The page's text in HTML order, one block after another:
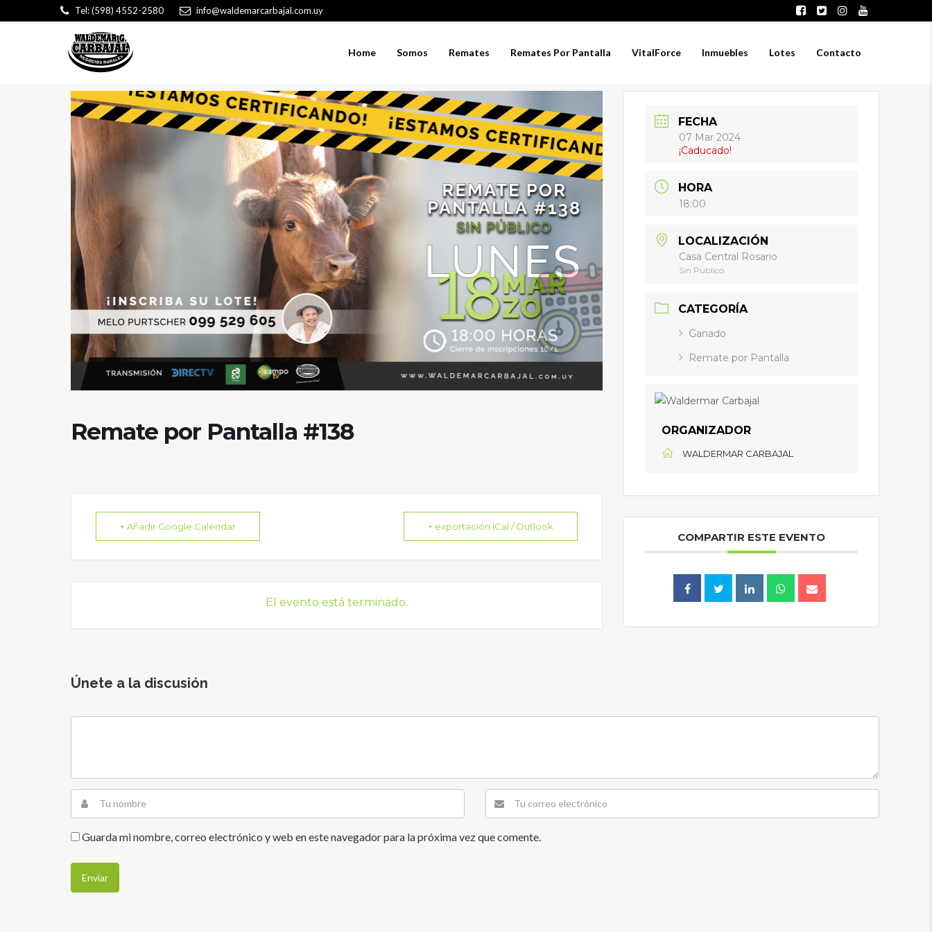
Tel: (598) 4552-2580 info@waldemarcarbajal.com.uy
Home Somos Remates Remates Por Pantalla VitalForce Inmuebles Lotes Contacto
Remate por Pantalla #138
+ Añadir Google Calendar + exportación iCal / Outlook
El evento está terminado.
FECHA
07 Mar 2024
¡Caducado!
HORA
18:00
LOCALIZACIÓN
Casa Central Rosario
Sin Publico
CATEGORÍA
Ganado
Remate por Pantalla
ORGANIZADOR
WALDERMAR CARBAJAL
COMPARTIR ESTE EVENTO
Únete a la discusión
Guarda mi nombre, correo electrónico y web en este navegador para la próxima vez que comente.